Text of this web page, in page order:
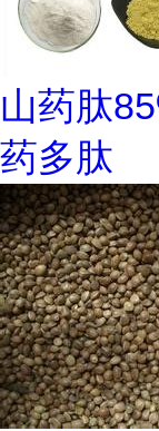
山药肽
药多肽